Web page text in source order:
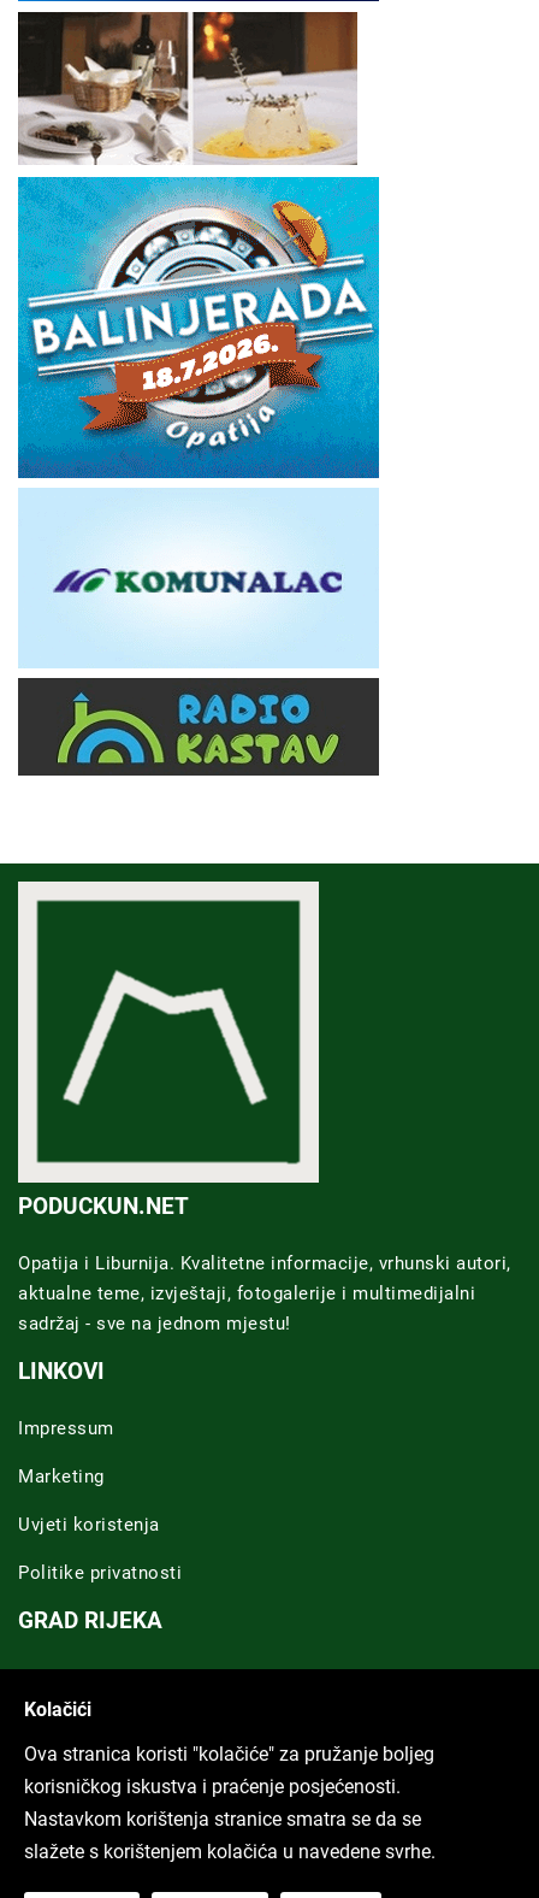
PODUCKUN.NET
Opatija i Liburnija. Kvalitetne informacije, vrhunski autori,
aktualne teme, izvještaji, fotogalerije i multimedijalni
sadržaj - sve na jednom mjestu!
LINKOVI
Impressum
Marketing
Uvjeti koristenja
Politike privatnosti
GRAD RIJEKA
ARHIVA TEKSTOVA
Svi tekstovi
Kolačići
Ova stranica koristi "kolačiće" za pružanje boljeg
korisničkog iskustva i praćenje posjećenosti.
Nastavkom korištenja stranice smatra se da se
slažete s korištenjem kolačića u navedene svrhe.